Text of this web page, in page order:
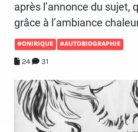
après l’annonce du sujet,
grâce à l’ambiance
#ONIRIQUE #AUTOBIOGRAPHIE
24 31